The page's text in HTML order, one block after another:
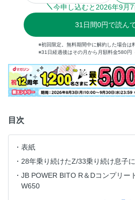
今申し込むと 2026年9月7
31 日間0円で読ん
※初回限定。無料期間中に解約した場合は
※31日経過後はその月から月額料金580円
目次
表紙
28年乗り続けたZ/33乗り続け息子
JB POWER BITO R＆Dコンプリー
W650